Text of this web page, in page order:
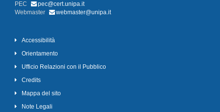
PEC
pec@cert.unipa.it
Webmaster
webmaster@unipa.it
Accessibilità
Orientamento
Ufficio Relazioni con il Pubblico
Credits
Mappa del sito
Note Legali